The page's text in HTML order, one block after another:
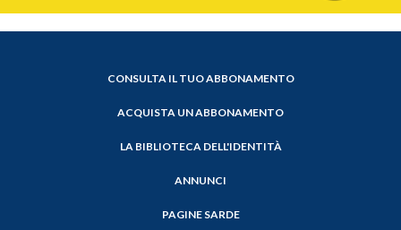
CONSULTA IL TUO ABBONAMENTO
ACQUISTA UN ABBONAMENTO
LA BIBLIOTECA DELL'IDENTITÀ
ANNUNCI
PAGINE SARDE